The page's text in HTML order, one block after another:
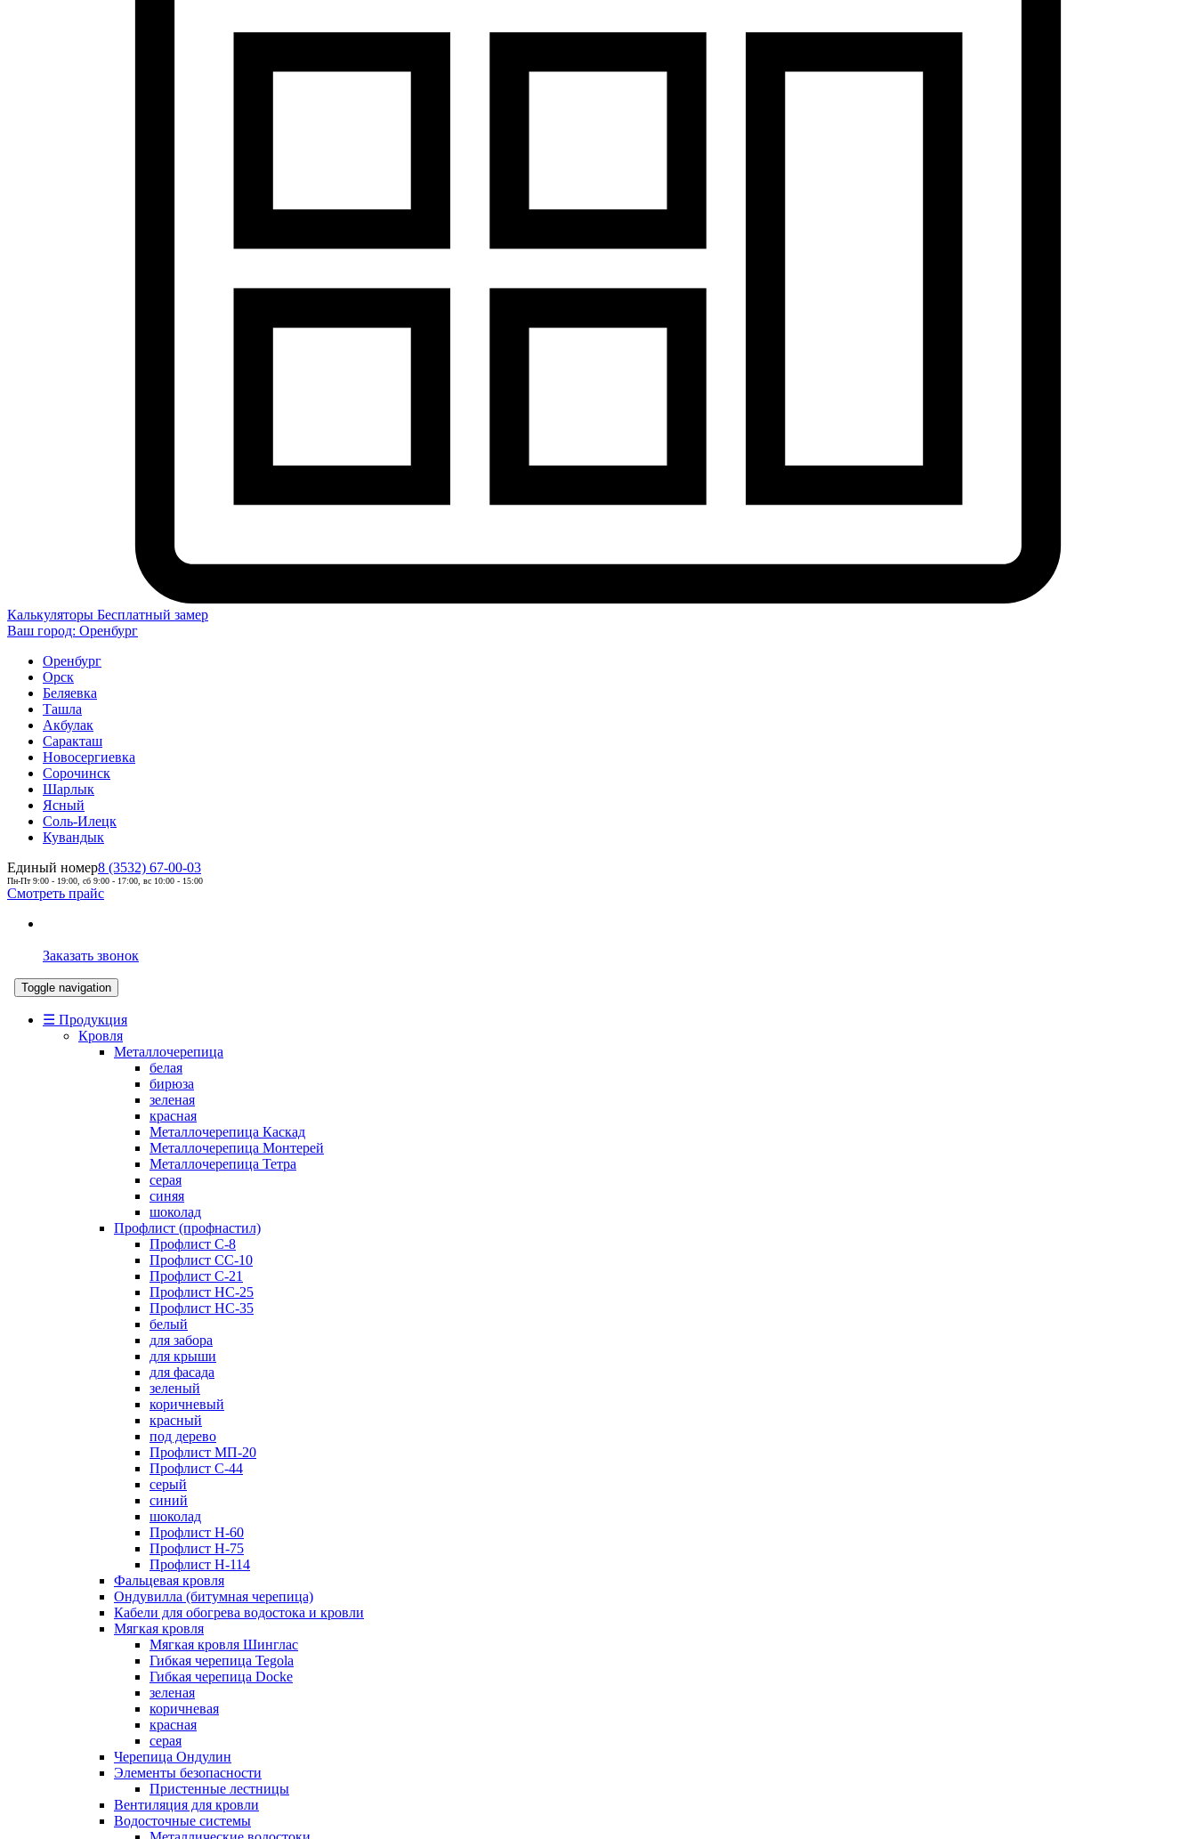
Калькуляторы Бесплатный замер
Ваш город: Оренбург
Оренбург
Орск
Беляевка
Ташла
Акбулак
Саракташ
Новосергиевка
Сорочинск
Шарлык
Ясный
Соль-Илецк
Кувандык
Единый номер8 (3532) 67-00-03
Пн-Пт 9:00 - 19:00, сб 9:00 - 17:00, вс 10:00 - 15:00
Смотреть прайс
Заказать звонок
Toggle navigation
☰ Продукция
Кровля
Металлочерепица
белая
бирюза
зеленая
красная
Металлочерепица Каскад
Металлочерепица Монтерей
Металлочерепица Тетра
серая
синяя
шоколад
Профлист (профнастил)
Профлист С-8
Профлист СС-10
Профлист C-21
Профлист НС-25
Профлист НС-35
белый
для забора
для крыши
для фасада
зеленый
коричневый
красный
под дерево
Профлист МП-20
Профлист С-44
серый
синий
шоколад
Профлист Н-60
Профлист Н-75
Профлист H-114
Фальцевая кровля
Ондувилла (битумная черепица)
Кабели для обогрева водостока и кровли
Мягкая кровля
Мягкая кровля Шинглас
Гибкая черепица Tegola
Гибкая черепица Docke
зеленая
коричневая
красная
серая
Черепица Ондулин
Элементы безопасности
Пристенные лестницы
Вентиляция для кровли
Водосточные системы